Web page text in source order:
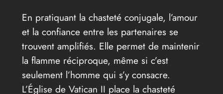
En pratiquant la chasteté conjugale, l’amour
et la confiance entre les partenaires se
trouvent amplifiés. Elle permet de maintenir
la flamme réciproque, même si c’est
seulement l’homme qui s’y consacre.
L’Église de Vatican II place la chasteté